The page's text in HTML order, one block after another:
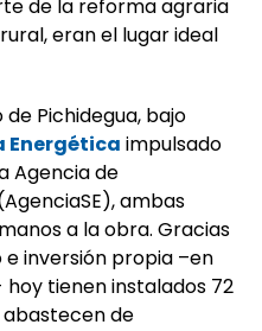
de la reforma agraria
eran el lugar ideal
Pichidegua, bajo
Energética impulsado
Agencia de
ambas
a la obra. Gracias
inversión propia –en
tienen instalados 72
de